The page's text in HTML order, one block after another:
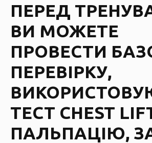
ПЕРЕД
ВИ МОЖЕТЕ
ПРОВЕСТИ
ПЕРЕВІРКУ,
ТЕСТ CHEST
ПАЛЬПАЦІЮ,